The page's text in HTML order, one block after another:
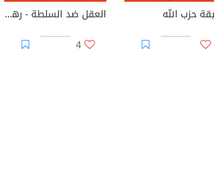
حزب الله
العقل ضد السلطة - رهان باسكال
4